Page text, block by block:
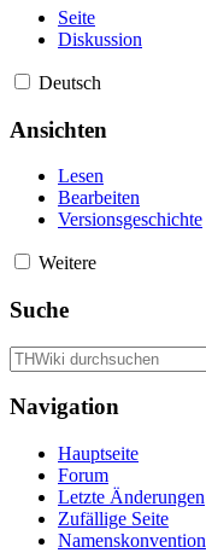
Seite
Diskussion
Deutsch
Ansichten
Lesen
Bearbeiten
Versionsgeschichte
Weitere
Suche
Navigation
Hauptseite
Forum
Letzte Änderungen
Zufällige Seite
Namenskonvention